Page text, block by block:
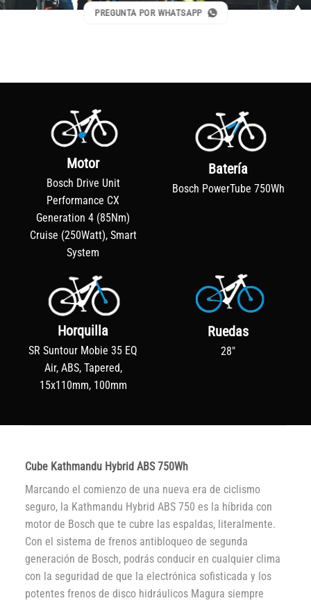
PREGUNTA POR WHATSAPP
Motor
Bosch Drive Unit
Performance CX
Generation 4 (85Nm)
Cruise (250Watt), Smart
System
Batería
Bosch PowerTube 750Wh
Horquilla
SR Suntour Mobie 35 EQ
Air, ABS, Tapered,
15x110mm, 100mm
Ruedas
28"
Cube Kathmandu Hybrid ABS 750Wh
Marcando el comienzo de una nueva era de ciclismo
seguro, la Kathmandu Hybrid ABS 750 es la híbrida con
motor de Bosch que te cubre las espaldas, literalmente.
Con el sistema de frenos antibloqueo de segunda
generación de Bosch, podrás conducir en cualquier clima
con la seguridad de que la electrónica sofisticada y los
potentes frenos de disco hidráulicos Magura siempre